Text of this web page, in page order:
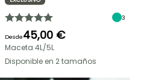
3
Desde45,00 €
Maceta 4L/5L
Disponible en 2 tamaños